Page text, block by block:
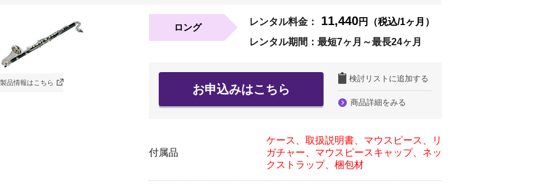
製品情報はこちら
ロング
レンタル料金： 11,440円（税込/1ヶ月）
レンタル期間：最短7ヶ月～最長24ヶ月
お申込みはこちら
検討リストに追加する
商品詳細をみる
付属品
ケース、取扱説明書、マウスピース、リ
ガチャー、マウスピースキャップ、ネッ
クストラップ、梱包材